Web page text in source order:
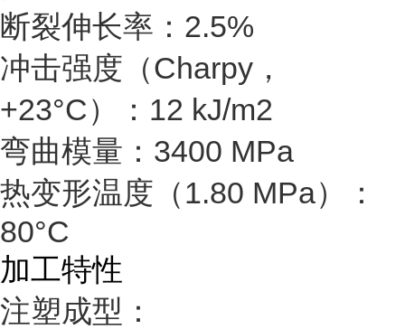
断裂伸长率：2.5%
冲击强度（Charpy ，
+23°C）：12 kJ/m2
弯曲模量：3400 MPa
热变形温度（1.80 MPa）：
80°C
加工特性
注塑成型：